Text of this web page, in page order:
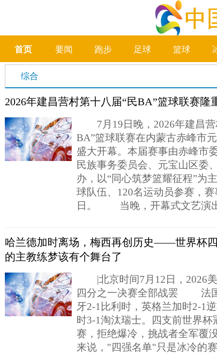
首页 要闻 跑步 足球 篮球
综合
2026年建昌营村第十八届“民BA”篮球联赛隆
7月19日晚，2026年建昌营
BA”篮球联赛在内蒙古赤峰市
盛大开幕。本届赛事由赤峰市
民族事务委员会、元宝山区委
办，以“同心筑梦篮耀征程”为
球队伍、120名运动员参赛，
日。 当晚，开幕式文艺演
哈兰德加时离场，梅西再创历史——世界杯
的主教练梦该有个舞台了
|北京时间7月12日，2026美
四分之一决赛全部战罢 法
牙2-1比利时，英格兰加时2-1
时3-1淘汰瑞士。四支前世界杯
赛，拒绝爆冷，挑战者全军
来说，"四强名单"只是冰冷的